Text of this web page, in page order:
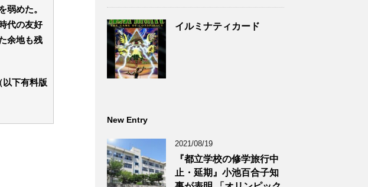
弱めた。
代の友好
余地も残
下有料版
イルミナティカード
New Entry
2021/08/19
『都立学校の修学旅行中
止・延期』小池百合子知